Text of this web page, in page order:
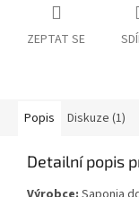
ZEPTAT SE
Popis Diskuze (1)
Detailní popis